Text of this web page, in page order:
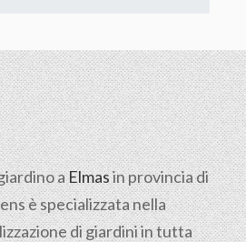
aElmasin provincia di
è specializzata nella
di giardini in tutta